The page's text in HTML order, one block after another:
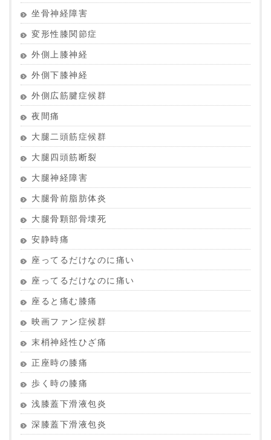
坐骨神経障害
変形性膝関節症
外側上膝神経
外側下膝神経
外側広筋腱症候群
夜間痛
大腿二頭筋症候群
大腿四頭筋断裂
大腿神経障害
大腿骨前脂肪体炎
大腿骨顆部骨壊死
安静時痛
座ってるだけなのに痛い
座ってるだけなのに痛い
座ると痛む膝痛
映画ファン症候群
末梢神経性ひざ痛
正座時の膝痛
歩く時の膝痛
浅膝蓋下滑液包炎
深膝蓋下滑液包炎